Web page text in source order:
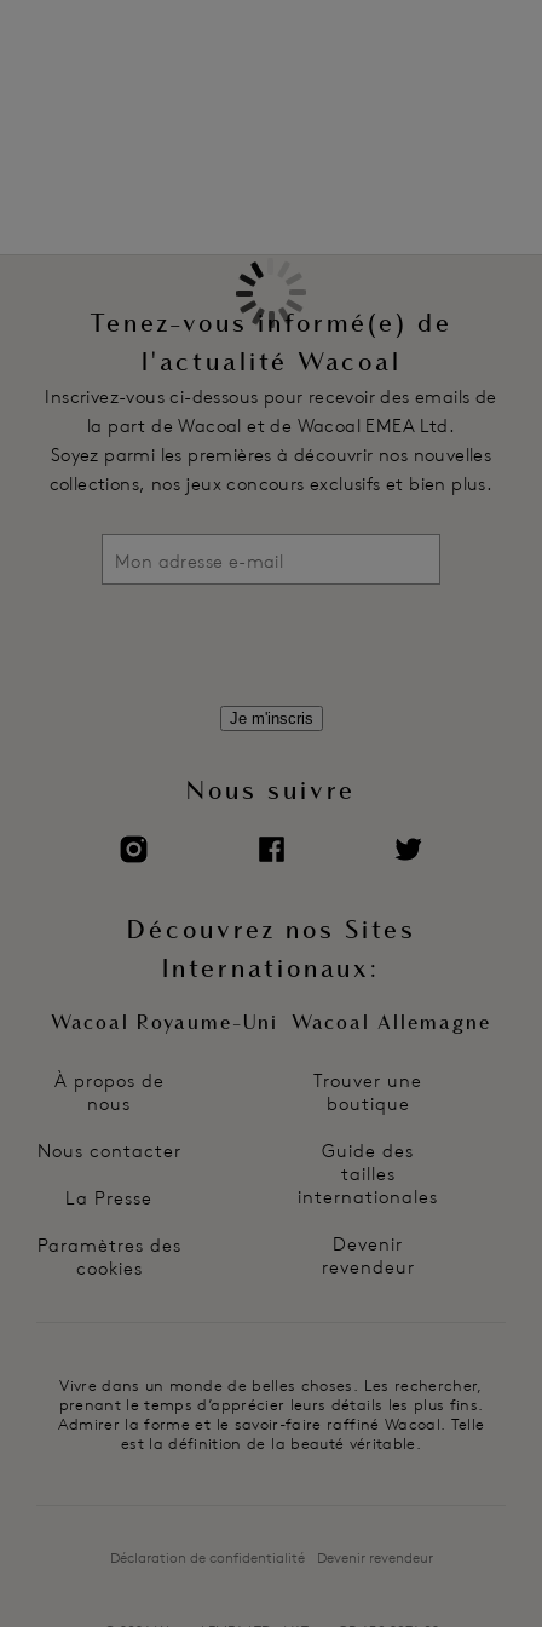
Code produit : WE148016PTP
À propos de
nous
Nous contacter
La Presse
Paramètres des
cookies
Tenez-vous informé(e) de
l'actualité Wacoal
Inscrivez-vous ci-dessous pour recevoir des emails de
la part de Wacoal et de Wacoal EMEA Ltd.
Soyez parmi les premières à découvrir nos nouvelles
collections, nos jeux concours exclusifs et bien plus.
Je m'inscris
Nous suivre
Découvrez nos Sites
Internationaux:
Wacoal Royaume-Uni Wacoal Allemagne
Trouver une
boutique
Guide des
tailles
internationales
Devenir
revendeur
Vivre dans un monde de belles choses. Les rechercher,
prenant le temps d’apprécier leurs détails les plus fins.
Admirer la forme et le savoir-faire raffiné Wacoal. Telle
est la définition de la beauté véritable.
Déclaration de confidentialité Devenir revendeur